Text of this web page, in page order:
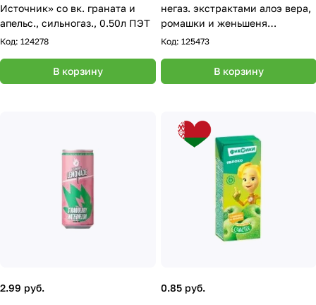
Источник» со вк. граната и
апельс., сильногаз., 0.50л ПЭТ
Код: 124278
В корзину
негаз. экстрактами алоэ вера,
ромашки и женьшеня
пастеризованный, 0.75л.
Код: 125473
В корзину
2.99 руб. 0.85 руб.